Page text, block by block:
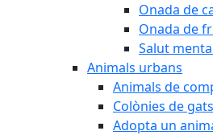
Onada de
Onada de
Salut
Animals urbans
Animals de
Colònies de
Adopta un